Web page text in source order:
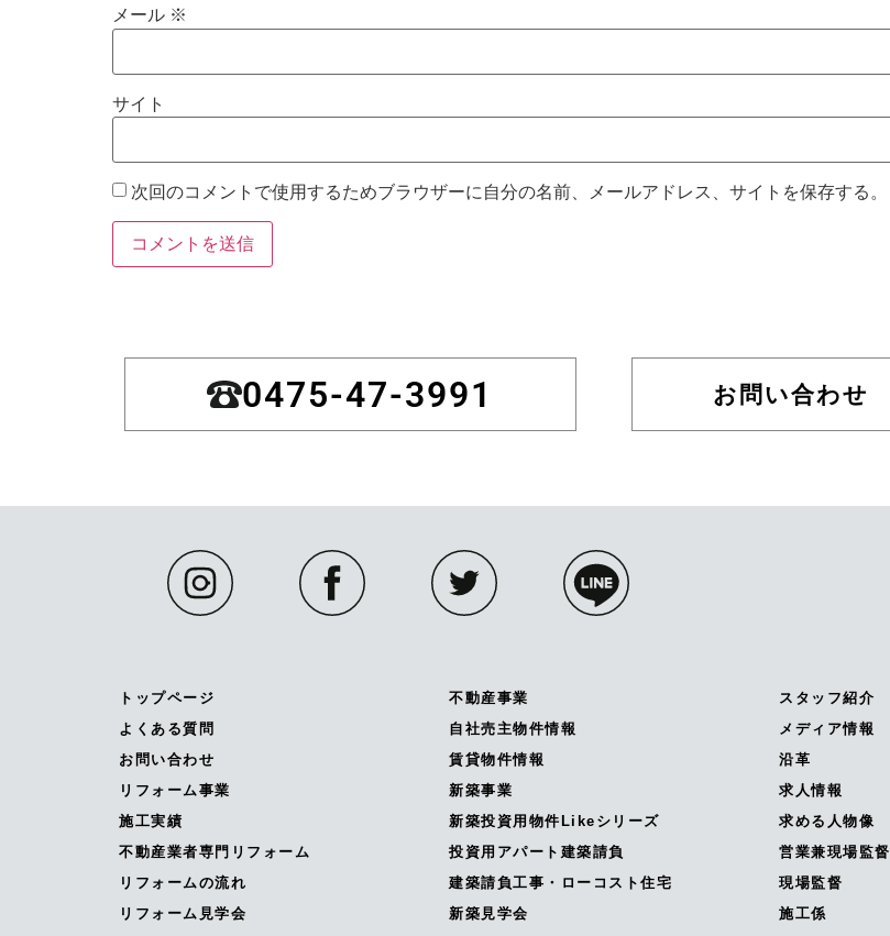
メール ※
サイト
次回のコメントで使用するためブラウザーに自分の名前、メールアドレス、サイトを保存する。
0475-47-3991 お問い合わせ
トップページ
よくある質問
お問い合わせ
リフォーム事業
施工実績
不動産業者専門リフォーム
リフォームの流れ
リフォーム見学会
不動産事業
自社売主物件情報
賃貸物件情報
新築事業
新築投資用物件Likeシリーズ
投資用アパート建築請負
建築請負工事・ローコスト住宅
新築見学会
スタッフ紹介
メディア情報
沿革
求人情報
求める人物像
営業兼現場監督
現場監督
施工係